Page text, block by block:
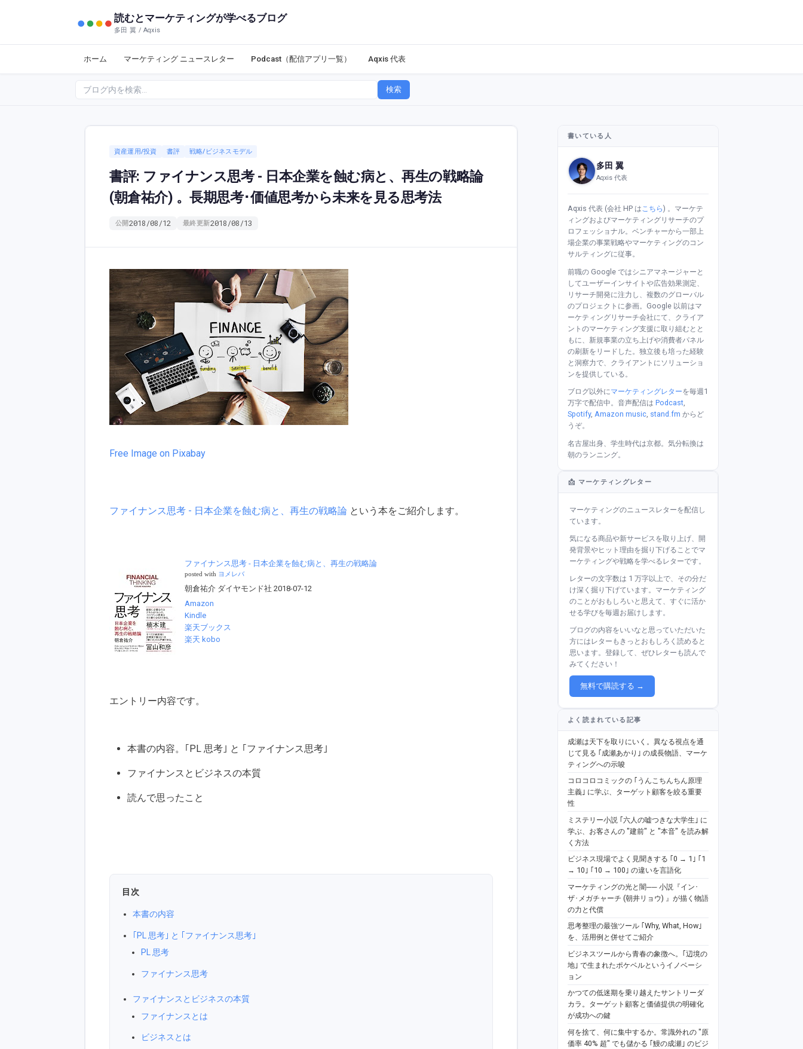
読むとマーケティングが学べるブログ
多田 翼 / Aqxis
ホーム マーケティング ニュースレター Podcast（配信アプリ一覧） Aqxis 代表
検索
資産運用/投資 書評 戦略/ビジネスモデル
書評: ファイナンス思考 - 日本企業を蝕む病と、再生の戦略論
(朝倉祐介) 。長期思考･価値思考から未来を見る思考法
公開2018/08/12 最終更新2018/08/13
Free Image on Pixabay
ファイナンス思考 - 日本企業を蝕む病と、再生の戦略論 という本をご紹介します。
ファイナンス思考 - 日本企業を蝕む病と、再生の戦略論
posted with ヨメレバ
朝倉祐介 ダイヤモンド社 2018-07-12
Amazon
Kindle
楽天ブックス
楽天 kobo
エントリー内容です。
本書の内容。｢PL 思考｣ と ｢ファイナンス思考｣
ファイナンスとビジネスの本質
読んで思ったこと
目次
本書の内容
｢PL 思考｣ と ｢ファイナンス思考｣
PL 思考
ファイナンス思考
ファイナンスとビジネスの本質
ファイナンスとは
ビジネスとは
書いている人
多田 翼
Aqxis 代表
Aqxis 代表 (会社 HP はこちら) 。マーケテ
ィングおよびマーケティングリサーチのプ
ロフェッショナル。ベンチャーから一部上
場企業の事業戦略やマーケティングのコン
サルティングに従事。
前職の Google ではシニアマネージャーと
してユーザーインサイトや広告効果測定、
リサーチ開発に注力し、複数のグローバル
のプロジェクトに参画。Google 以前はマ
ーケティングリサーチ会社にて、クライア
ントのマーケティング支援に取り組むとと
もに、新規事業の立ち上げや消費者パネル
の刷新をリードした。独立後も培った経験
と洞察力で、クライアントにソリューショ
ンを提供している。
ブログ以外にマーケティングレターを毎週1
万字で配信中。音声配信は Podcast,
Spotify, Amazon music, stand.fm からど
うぞ。
名古屋出身、学生時代は京都。気分転換は
朝のランニング。
📩 マーケティングレター
マーケティングのニュースレターを配信し
ています。
気になる商品や新サービスを取り上げ、開
発背景やヒット理由を掘り下げることでマ
ーケティングや戦略を学べるレターです。
レターの文字数は 1 万字以上で、その分だ
け深く掘り下げています。マーケティング
のことがおもしろいと思えて、すぐに活か
せる学びを毎週お届けします。
ブログの内容をいいなと思っていただいた
方にはレターもきっとおもしろく読めると
思います。登録して、ぜひレターも読んで
みてください！
無料で購読する →
よく読まれている記事
成瀬は天下を取りにいく。異なる視点を通
じて見る ｢成瀬あかり｣ の成長物語、マーケ
ティングへの示唆
コロコロコミックの ｢うんこちんちん原理
主義｣ に学ぶ、ターゲット顧客を絞る重要
性
ミステリー小説 ｢六人の嘘つきな大学生｣ に
学ぶ、お客さんの "建前" と "本音" を読み解
く方法
ビジネス現場でよく見聞きする ｢0 → 1｣ ｢1
→ 10｣ ｢10 → 100｣ の違いを言語化
マーケティングの光と闇── 小説『イン･
ザ･メガチャーチ (朝井リョウ) 』が描く物語
の力と代償
思考整理の最強ツール ｢Why, What, How｣
を、活用例と併せてご紹介
ビジネスツールから青春の象徴へ。｢辺境の
地｣ で生まれたポケベルというイノベーシ
ョン
かつての低迷期を乗り越えたサントリーダ
カラ。ターゲット顧客と価値提供の明確化
が成功への鍵
何を捨て、何に集中するか。常識外れの "原
価率 40% 超" でも儲かる ｢鰻の成瀬｣ のビジ